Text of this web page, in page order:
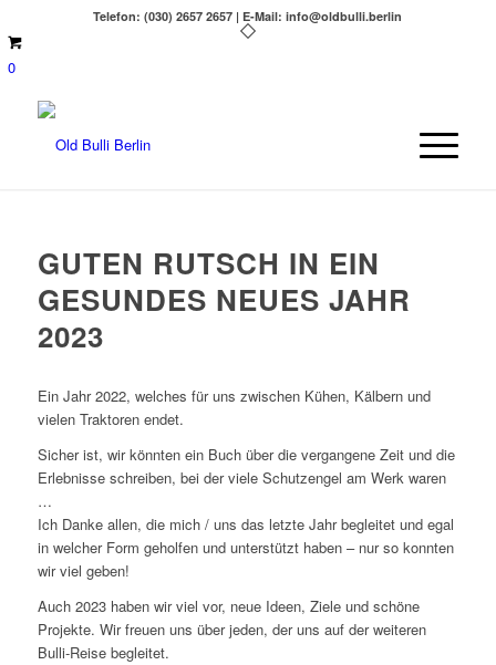
Telefon: (030) 2657 2657 | E-Mail: info@oldbulli.berlin
0
GUTEN RUTSCH IN EIN
GESUNDES NEUES JAHR
2023
Ein Jahr 2022, welches für uns zwischen Kühen, Kälbern und
vielen Traktoren endet.
Sicher ist, wir könnten ein Buch über die vergangene Zeit und die
Erlebnisse schreiben, bei der viele Schutzengel am Werk waren
…
Ich Danke allen, die mich / uns das letzte Jahr begleitet und egal
in welcher Form geholfen und unterstützt haben – nur so konnten
wir viel geben!
Auch 2023 haben wir viel vor, neue Ideen, Ziele und schöne
Projekte. Wir freuen uns über jeden, der uns auf der weiteren
Bulli-Reise begleitet.